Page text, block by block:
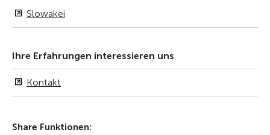
Slowakei
Ihre Erfahrungen interessieren uns
Kontakt
Share Funktionen: